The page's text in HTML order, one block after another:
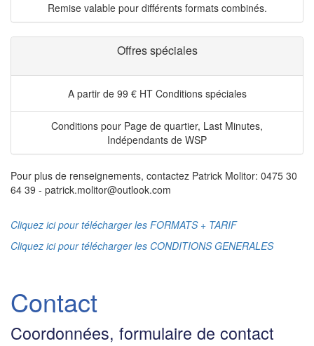
Remise valable pour différents formats combinés.
Offres spéciales
A partir de 99 € HT Conditions spéciales
Conditions pour Page de quartier, Last Minutes,
Indépendants de WSP
Pour plus de renseignements, contactez Patrick Molitor: 0475 30
64 39 - patrick.molitor@outlook.com
Cliquez ici pour télécharger les FORMATS + TARIF
Cliquez ici pour télécharger les CONDITIONS GENERALES
Contact
Coordonnées, formulaire de contact